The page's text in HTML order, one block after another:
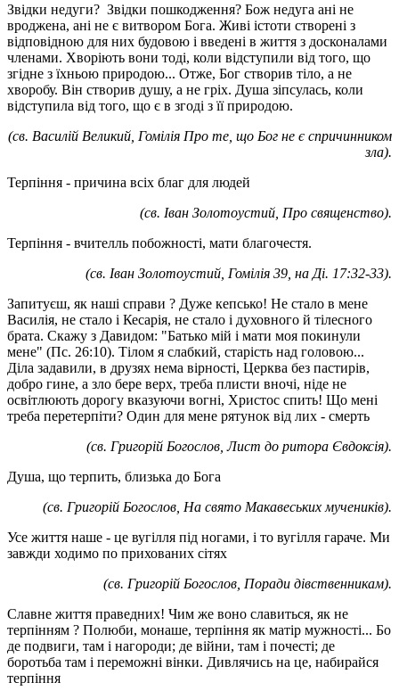
Звідки недуги? Звідки пошкодження? Бож недуга ані не
вроджена, ані не є витвором Бога. Живі істоти створені з
відповідною для них будовою і введені в життя з досконалами
членами. Хворіють вони тоді, коли відступили від того, що
згідне з їхньою природою... Отже, Бог створив тіло, а не
хворобу. Він створив душу, а не гріх. Душа зіпсулась, коли
відступила від того, що є в згоді з її природою.
(св. Василій Великий, Гомілія Про те, що Бог не є спричинником
зла).
Терпіння - причина всіх благ для людей
(св. Іван Золотоустий, Про священство).
Терпіння - вчителль побожності, мати благочестя.
(св. Іван Золотоустий, Гомілія 39, на Ді. 17:32-33).
Запитуєш, як наші справи ? Дуже кепсько! Не стало в мене
Василія, не стало і Кесарія, не стало і духовного й тілесного
брата. Скажу з Давидом: "Батько мій і мати моя покинули
мене" (Пс. 26:10). Тілом я слабкий, старість над головою...
Діла задавили, в друзях нема вірності, Церква без пастирів,
добро гине, а зло бере верх, треба плисти вночі, ніде не
освітлюють дорогу вказуючи вогні, Христос спить! Що мені
треба перетерпіти? Один для мене рятунок від лих - смерть
(св. Григорій Богослов, Лист до ритора Євдоксія).
Душа, що терпить, близька до Бога
(св. Григорій Богослов, На свято Макавеських мучеників).
Усе життя наше - це вугілля під ногами, і то вугілля гараче. Ми
завжди ходимо по прихованих сітях
(св. Григорій Богослов, Поради дівственникам).
Славне життя праведних! Чим же воно славиться, як не
терпінням ? Полюби, монаше, терпіння як матір мужності... Бо
де подвиги, там і нагороди; де війни, там і почесті; де
боротьба там і переможні вінки. Дивлячись на це, набирайся
терпіння